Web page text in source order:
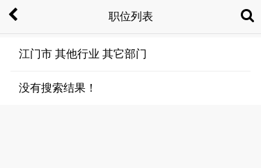
职位列表
江门市 其他行业 其它部门
没有搜索结果！